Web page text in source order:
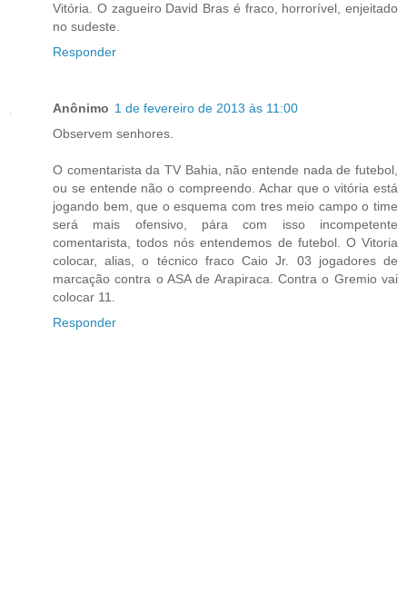
Vitória. O zagueiro David Bras é fraco, horrorível, enjeitado
no sudeste.
Responder
Anônimo 1 de fevereiro de 2013 às 11:00
Observem senhores.
O comentarista da TV Bahia, não entende nada de futebol,
ou se entende não o compreendo. Achar que o vitória está
jogando bem, que o esquema com tres meio campo o time
será mais ofensivo, pára com isso incompetente
comentarista, todos nós entendemos de futebol. O Vitoria
colocar, alias, o técnico fraco Caio Jr. 03 jogadores de
marcação contra o ASA de Arapiraca. Contra o Gremio vai
colocar 11.
Responder